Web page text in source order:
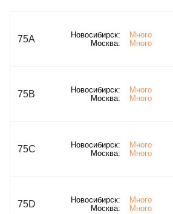
75A Новосибирск:
Много
Москва:
Много
75B Новосибирск:
Много
Москва:
Много
75C Новосибирск:
Много
Москва:
Много
75D Новосибирск:
Много
Москва:
Много